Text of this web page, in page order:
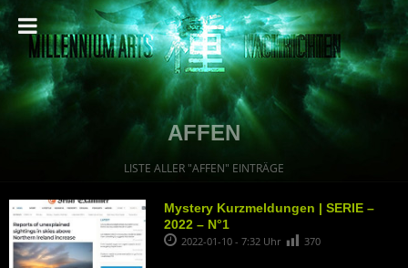
AFFEN
LISTE ALLER "AFFEN" EINTRÄGE
Mystery Kurzmeldungen | SERIE –
2022 – N°1
2022-01-10 - 7:32 Uhr 370